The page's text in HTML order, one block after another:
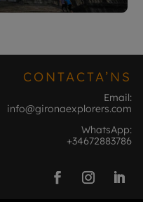
CONTACTA’NS
Email:
info@gironaexplorers.com
WhatsApp:
+34672883786